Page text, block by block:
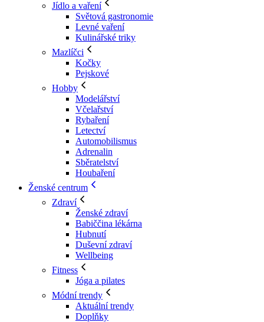
Jídlo a vaření
Světová gastronomie
Levné vaření
Kulinářské triky
Mazlíčci
Kočky
Pejskové
Hobby
Modelářství
Včelařství
Rybaření
Letectví
Automobilismus
Adrenalin
Sběratelství
Houbaření
Ženské centrum
Zdraví
Ženské zdraví
Babiččina lékárna
Hubnutí
Duševní zdraví
Wellbeing
Fitness
Jóga a pilates
Módní trendy
Aktuální trendy
Doplňky